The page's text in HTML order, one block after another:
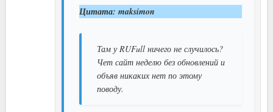
Цитата: maksimon
Там у RUFull ничего не случилось?
Чет сайт неделю без обновлений и
объяв никаких нет по этому
поводу.